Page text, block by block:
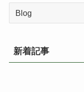
カ
リ
ー
新着記事